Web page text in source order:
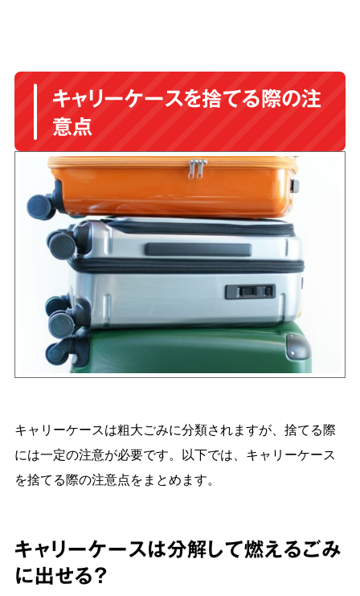
キャリーケースを捨てる際の注
意点
キャリーケースは粗大ごみに分類されますが、捨てる際
には一定の注意が必要です。以下では、キャリーケース
を捨てる際の注意点をまとめます。
キャリーケースは分解して燃えるごみ
に出せる？